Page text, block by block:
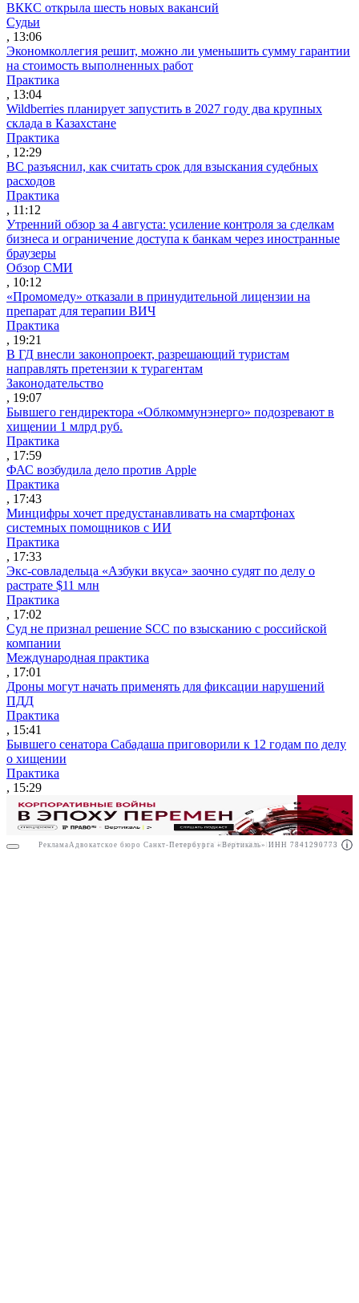
РекламаАО"ПРАВО.РУ" ИНН: 7708095468
ВККС открыла шесть новых вакансий
Судьи
, 13:06
Экономколлегия решит, можно ли уменьшить сумму гарантии
на стоимость выполненных работ
Практика
, 13:04
Wildberries планирует запустить в 2027 году два крупных
склада в Казахстане
Практика
, 12:29
ВС разъяснил, как считать срок для взыскания судебных
расходов
Практика
, 11:12
Утренний обзор за 4 августа: усиление контроля за сделкам
бизнеса и ограничение доступа к банкам через иностранные
браузеры
Обзор СМИ
, 10:12
«Промомеду» отказали в принудительной лицензии на
препарат для терапии ВИЧ
Практика
, 19:21
В ГД внесли законопроект, разрешающий туристам
направлять претензии к турагентам
Законодательство
, 19:07
Бывшего гендиректора «Облкоммунэнерго» подозревают в
хищении 1 млрд руб.
Практика
, 17:59
ФАС возбудила дело против Apple
Практика
, 17:43
Минцифры хочет предустанавливать на смартфонах
системных помощников с ИИ
Практика
, 17:33
Экс-совладельца «Азбуки вкуса» заочно судят по делу о
растрате $11 млн
Практика
, 17:02
Суд не признал решение SCC по взысканию с российской
компании
Международная практика
, 17:01
Дроны могут начать применять для фиксации нарушений
ПДД
Практика
, 15:41
Бывшего сенатора Сабадаша приговорили к 12 годам по делу
о хищении
Практика
, 15:29
Реклама Адвокатское бюро Санкт-Петербурга «Вертикаль» ИНН 7841290773